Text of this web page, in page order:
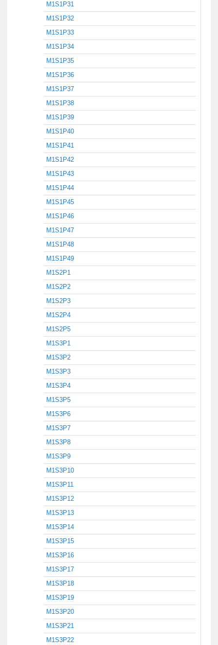
M1S1P31
M1S1P32
M1S1P33
M1S1P34
M1S1P35
M1S1P36
M1S1P37
M1S1P38
M1S1P39
M1S1P40
M1S1P41
M1S1P42
M1S1P43
M1S1P44
M1S1P45
M1S1P46
M1S1P47
M1S1P48
M1S1P49
M1S2P1
M1S2P2
M1S2P3
M1S2P4
M1S2P5
M1S3P1
M1S3P2
M1S3P3
M1S3P4
M1S3P5
M1S3P6
M1S3P7
M1S3P8
M1S3P9
M1S3P10
M1S3P11
M1S3P12
M1S3P13
M1S3P14
M1S3P15
M1S3P16
M1S3P17
M1S3P18
M1S3P19
M1S3P20
M1S3P21
M1S3P22